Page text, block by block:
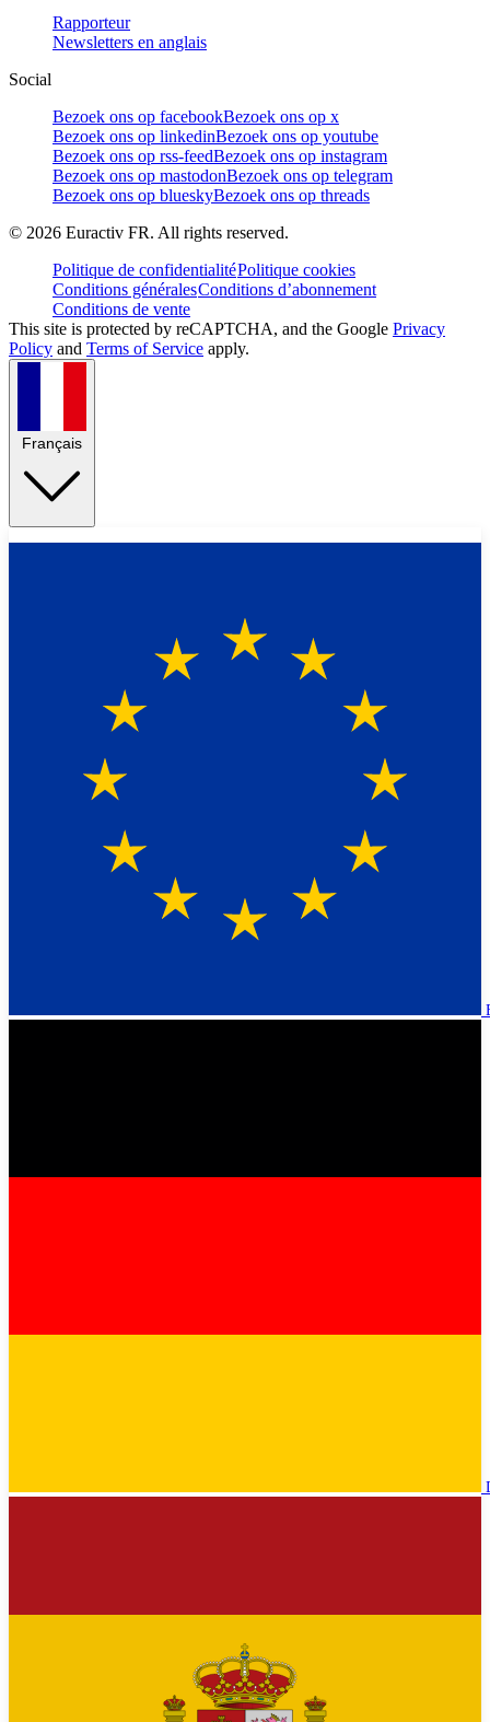
Rapporteur
Newsletters en anglais
Social
Bezoek ons op facebookBezoek ons op x
Bezoek ons op linkedinBezoek ons op youtube
Bezoek ons op rss-feedBezoek ons op instagram
Bezoek ons op mastodonBezoek ons op telegram
Bezoek ons op blueskyBezoek ons op threads
© 2026 Euractiv FR. All rights reserved.
Politique de confidentialitéPolitique cookies
Conditions généralesConditions d’abonnement
Conditions de vente
This site is protected by reCAPTCHA, and the Google Privacy
Policy and Terms of Service apply.
Français